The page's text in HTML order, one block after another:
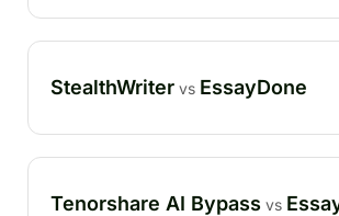
StealthWriter vs EssayDone
Tenorshare AI Bypass vs